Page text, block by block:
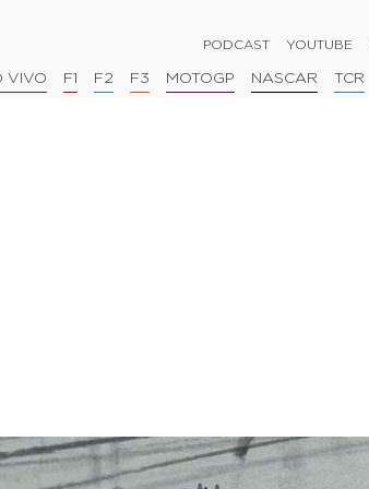
PODCAST YOUTUBE
VIVO F1 F2 F3 MOTOGP NASCAR TCR